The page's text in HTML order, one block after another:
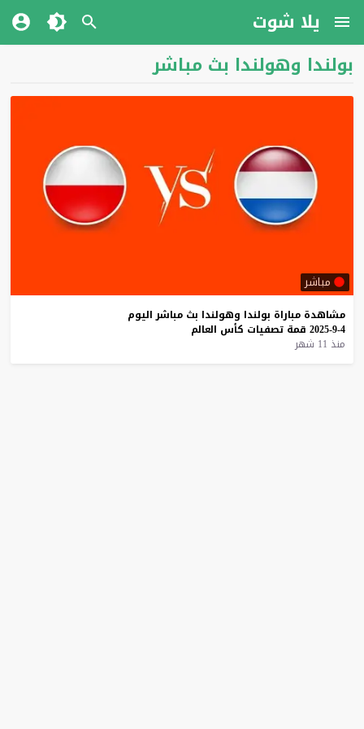
يلا شوت
بولندا وهولندا بث مباشر
مباشر
مشاهدة مباراة بولندا وهولندا بث مباشر اليوم
4-9-2025
قمة تصفيات كأس العالم
منذ 11 شهر